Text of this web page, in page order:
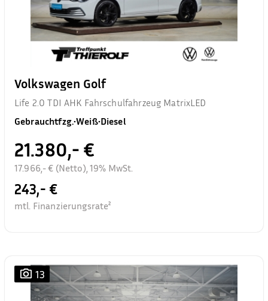
Volkswagen Golf
Life 2.0 TDI AHK Fahrschulfahrzeug MatrixLED
Gebrauchtfzg.•Weiß•Diesel
21.380,- €
17.966,- € (Netto), 19% MwSt.
243,- €
mtl. Finanzierungsrate²
13